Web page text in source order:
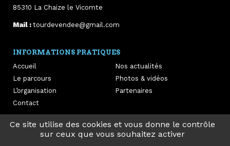
85310 La Chaize le Vicomte
Mail : tourdevendee@gmail.com
INFORMATIONS PRATIQUES
Accueil
Nos actualités
Le parcours
Photos & vidéos
L’organisation
Partenaires
Contact
Infos légales -
Ce site utilise des cookies et vous donne le contrôle
sur ceux que vous souhaitez activer